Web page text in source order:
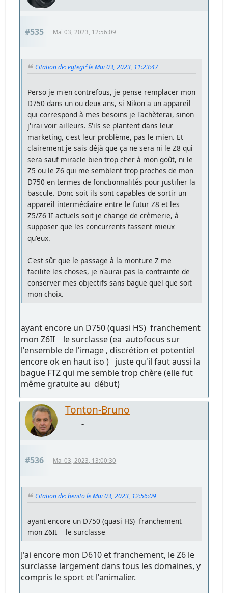
#535 Mai 03, 2023, 12:56:09
Citation de: egtegt² le Mai 03, 2023, 11:23:47
Perso je m'en contrefous, je pense remplacer mon
D750 dans un ou deux ans, si Nikon a un appareil
qui correspond à mes besoins je l'achèterai, sinon
j'irai voir ailleurs. S'ils se plantent dans leur
marketing, c'est leur problème, pas le mien. Et
clairement je sais déjà que ça ne sera ni le Z8 qui
sera sauf miracle bien trop cher à mon goût, ni le
Z5 ou le Z6 qui me semblent trop proches de mon
D750 en termes de fonctionnalités pour justifier la
bascule. Donc soit ils sont capables de sortir un
appareil intermédiaire entre le futur Z8 et les
Z5/Z6 II actuels soit je change de crèmerie, à
supposer que les concurrents fassent mieux
qu'eux.
C'est sûr que le passage à la monture Z me
facilite les choses, je n'aurai pas la contrainte de
conserver mes objectifs sans bague quel que soit
mon choix.
ayant encore un D750 (quasi HS) franchement
mon Z6II le surclasse (ea autofocus sur
l'ensemble de l'image , discrétion et potentiel
encore ok en haut iso ) juste qu'il faut aussi la
bague FTZ qui me semble trop chère (elle fut
même gratuite au début)
Tonton-Bruno
-
#536 Mai 03, 2023, 13:00:30
Citation de: benito le Mai 03, 2023, 12:56:09
ayant encore un D750 (quasi HS) franchement
mon Z6II le surclasse
J'ai encore mon D610 et franchement, le Z6 le
surclasse largement dans tous les domaines, y
compris le sport et l'animalier.